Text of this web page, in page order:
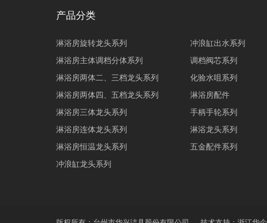
产品分类
淋浴房旋转龙头系列
冲浪缸出水系列
淋浴房主体调档分体系列
调档阀芯系列
淋浴房两体二、三档龙头系列
化验水咀系列
淋浴房两体四、五档龙头系列
淋浴房配件
淋浴房三体龙头系列
手柄手轮系列
淋浴房连体龙头系列
淋浴龙头系列
淋浴房恒温龙头系列
五金配件系列
冲浪缸龙头系列